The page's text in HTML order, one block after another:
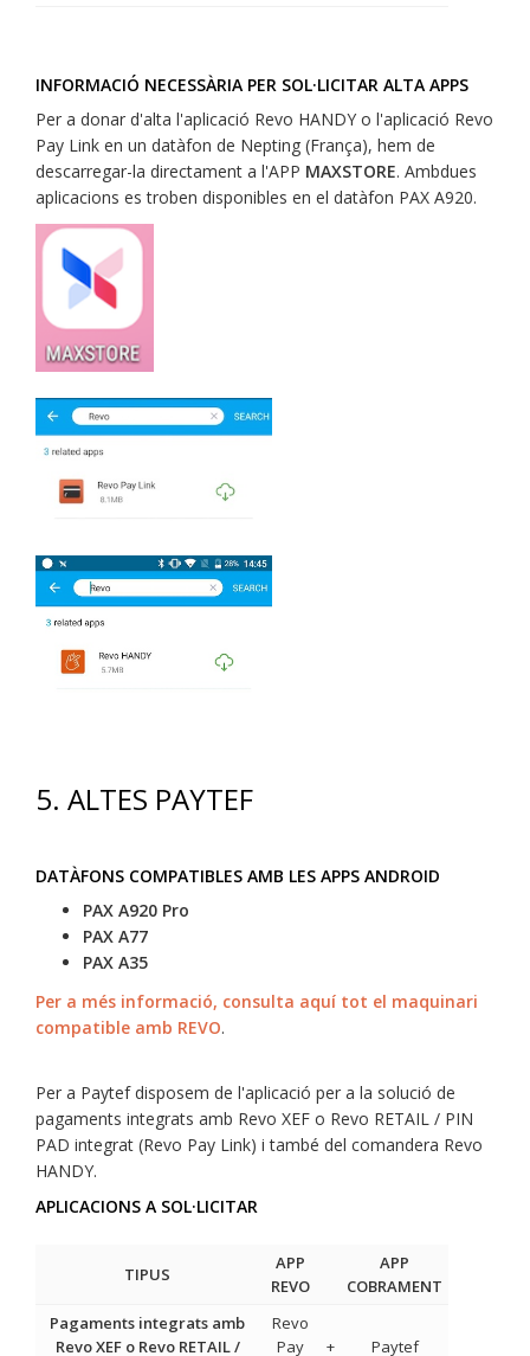
INFORMACIÓ NECESSÀRIA PER SOL·LICITAR ALTA APPS
Per a donar d'alta l'aplicació Revo HANDY o l'aplicació Revo
Pay Link en un datàfon de Nepting (França), hem de
descarregar-la directament a l'APP MAXSTORE. Ambdues
aplicacions es troben disponibles en el datàfon PAX A920.
5. ALTES PAYTEF
DATÀFONS COMPATIBLES AMB LES APPS ANDROID
PAX A920 Pro
PAX A77
PAX A35
Per a més informació, consulta aquí tot el maquinari
compatible amb REVO.
Per a Paytef disposem de l'aplicació per a la solució de
pagaments integrats amb Revo XEF o Revo RETAIL / PIN
PAD integrat (Revo Pay Link) i també del comandera Revo
HANDY.
APLICACIONS A SOL·LICITAR
TIPUS
APP
REVO
APP
COBRAMENT
Pagaments integrats amb
Revo XEF o Revo RETAIL /
Revo
Pay
+ Paytef